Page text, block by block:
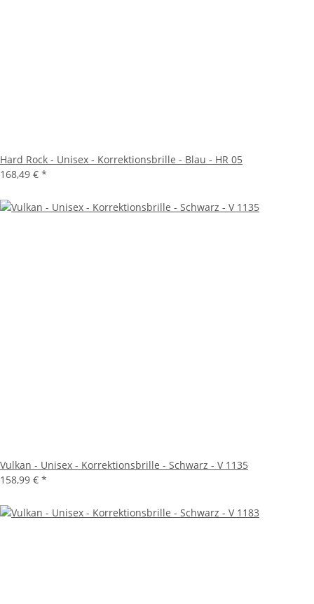
Hard Rock - Unisex - Korrektionsbrille - Blau - HR 05
168,49 € *
Vulkan - Unisex - Korrektionsbrille - Schwarz - V 1135
158,99 € *